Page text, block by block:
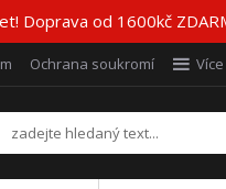
Doprava od 1600kč
Ochrana soukromí Více